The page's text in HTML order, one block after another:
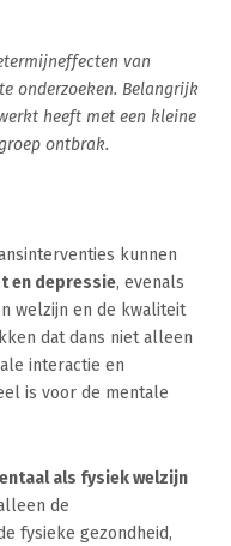
van
onderzoeken. Belangrijk
heeft met een kleine
ontbrak.
kunnen
en depressie, evenals
welzijn en de kwaliteit
dat dans niet alleen
interactie en
is voor de mentale
als fysiek welzijn
de
fysieke gezondheid,